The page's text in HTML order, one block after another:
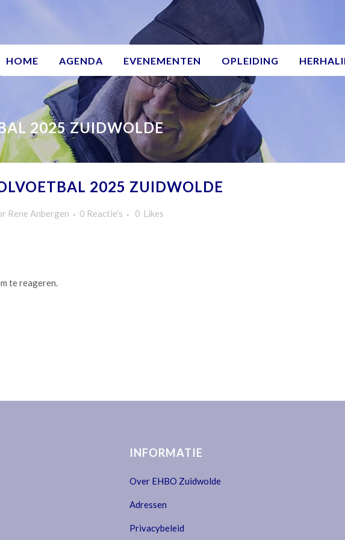
HOME AGENDA EVENEMENTEN OPLEIDING
2025 ZUIDWOLDE
2025 ZUIDWOLDE
Rene Anbergen 0 Reactie's 0 Likes
te reageren.
INFORMATIE
Over EHBO Zuidwolde
Adressen
Privacybeleid